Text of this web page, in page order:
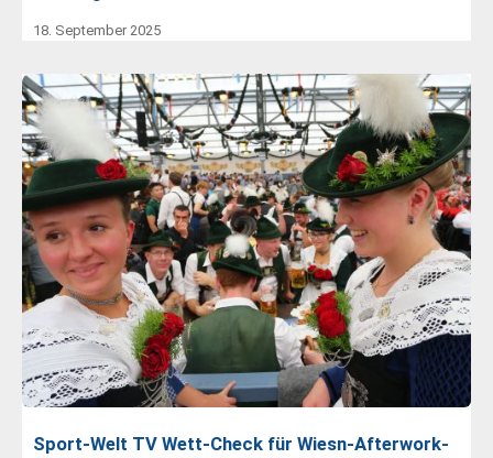
18. September 2025
Sport-Welt TV Wett-Check für Wiesn-Afterwork-